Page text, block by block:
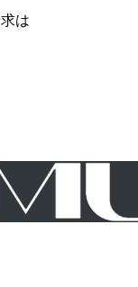
は